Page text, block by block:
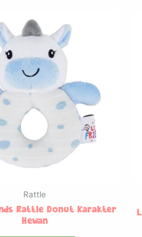
Rattle
Rattle Donut Karakter
Hewan